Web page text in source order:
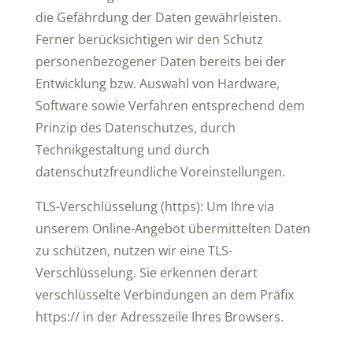
die Gefährdung der Daten gewährleisten.
Ferner berücksichtigen wir den Schutz
personenbezogener Daten bereits bei der
Entwicklung bzw. Auswahl von Hardware,
Software sowie Verfahren entsprechend dem
Prinzip des Datenschutzes, durch
Technikgestaltung und durch
datenschutzfreundliche Voreinstellungen.
TLS-Verschlüsselung (https): Um Ihre via
unserem Online-Angebot übermittelten Daten
zu schützen, nutzen wir eine TLS-
Verschlüsselung. Sie erkennen derart
verschlüsselte Verbindungen an dem Präfix
https:// in der Adresszeile Ihres Browsers.